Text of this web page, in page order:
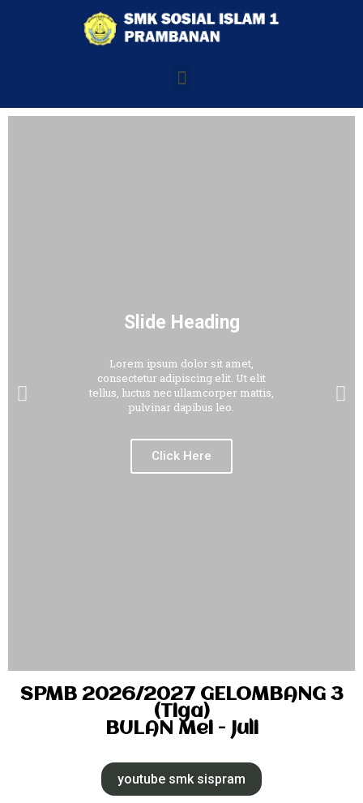
Slide Heading
Lorem ipsum dolor sit amet,
consectetur adipiscing elit. Ut elit
tellus, luctus nec ullamcorper mattis,
pulvinar dapibus leo.
Click Here
SPMB 2026/2027 GELOMBANG 3
(Tiga)
BULAN Mei - Juli
youtube smk sispram